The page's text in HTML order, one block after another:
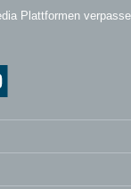
Plattformen